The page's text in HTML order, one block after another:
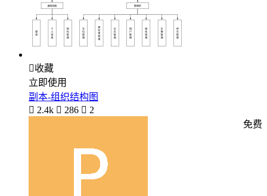
收藏
立即使用
副本-组织结构图
 2.4k  286  2
免费